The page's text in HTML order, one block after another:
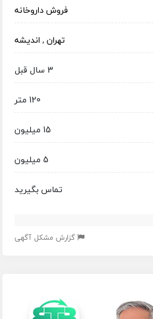
فروش داروخانه
تهران, اندیشه
3 سال قبل
120 متر
15 میلیون
5 میلیون
تماس بگیرید
گزارش مشکل آگهی